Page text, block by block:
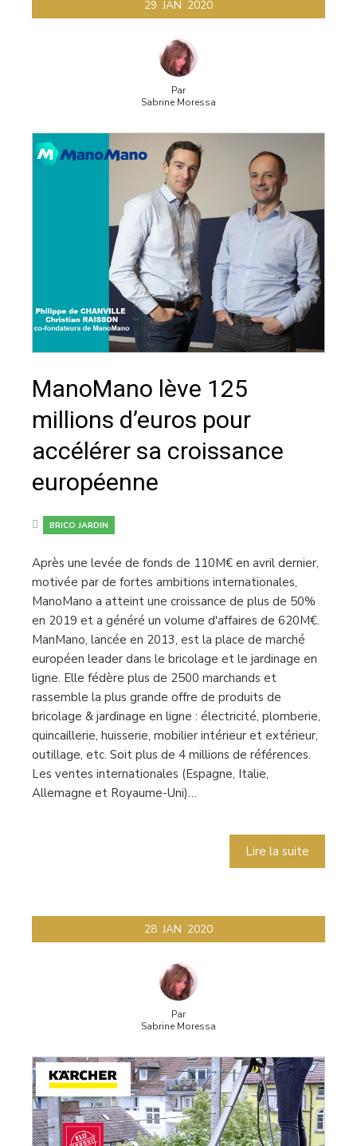
29 JAN 2020
Par
Sabrine Moressa
ManoMano lève 125
millions d’euros pour
accélérer sa croissance
européenne
BRICO JARDIN
Après une levée de fonds de 110M€ en avril dernier,
motivée par de fortes ambitions internationales,
ManoMano a atteint une croissance de plus de 50%
en 2019 et a généré un volume d'affaires de 620M€.
ManMano, lancée en 2013, est la place de marché
européen leader dans le bricolage et le jardinage en
ligne. Elle fédère plus de 2500 marchands et
rassemble la plus grande offre de produits de
bricolage & jardinage en ligne : électricité, plomberie,
quincaillerie, huisserie, mobilier intérieur et extérieur,
outillage, etc. Soit plus de 4 millions de références.
Les ventes internationales (Espagne, Italie,
Allemagne et Royaume-Uni)…
Lire la suite
28 JAN 2020
Par
Sabrine Moressa